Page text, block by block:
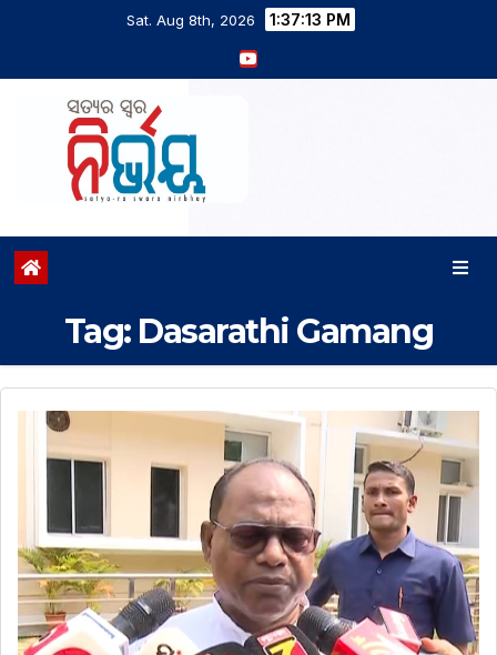
Sat. Aug 8th, 2026 1:37:14 PM
Tag: Dasarathi Gamang